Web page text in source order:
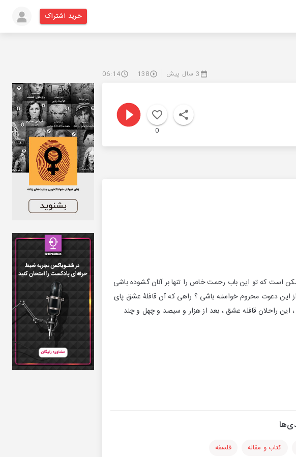
خرید اشتراک
3 سال پیش 138
06:14
0
است که تو این باب رحمت خاص را تنها بر آنان گشوده باشی
دعوت محروم خواسته باشی ؟ راهی که آن قافلۀ عشق پای
این راحلان قافله عشق ، بعد از هزار و سیصد و چهل و چند
کتاب و مقاله فلسفه